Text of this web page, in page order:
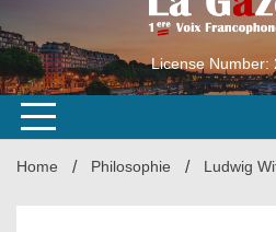
License Number:
Home Philosophie Ludwig